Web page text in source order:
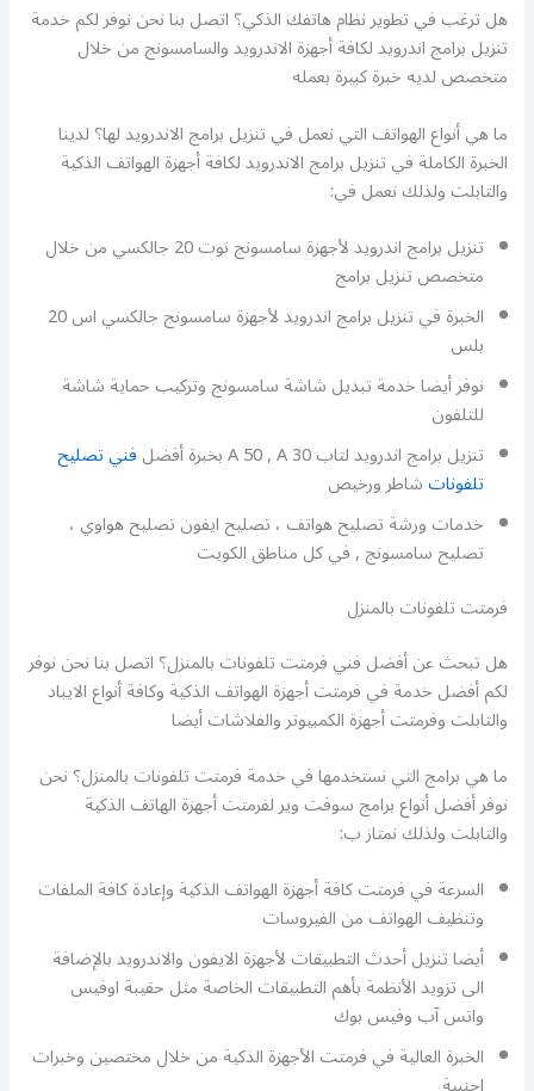
هل ترغب في تطوير نظام هاتفك الذكي؟ اتصل بنا نحن نوفر لكم خدمة
تنزيل برامج اندرويد لكافة أجهزة الاندرويد والسامسونج من خلال
متخصص لديه خبرة كبيرة بعمله
ما هي أنواع الهواتف التي نعمل في تنزيل برامج الاندرويد لها؟ لدينا
الخبرة الكاملة في تنزيل برامج الاندرويد لكافة أجهزة الهواتف الذكية
والتابلت ولذلك نعمل في:
تنزيل برامج اندرويد لأجهزة سامسونج نوت 20 جالكسي من خلال
متخصص تنزيل برامج
الخبرة في تنزيل برامج اندرويد لأجهزة سامسونج جالكسي اس 20
بلس
نوفر أيضا خدمة تبديل شاشة سامسونج وتركيب حماية شاشة
للتلفون
تنزيل برامج اندرويد لتاب A 50 , A 30 بخبرة أفضل
فني تصليح
تلفوناتشاطر ورخيص
خدمات ورشة تصليح هواتف ، تصليح ايفون تصليح هواوي ،
تصليح سامسونج , في كل مناطق الكويت
فرمتت تلفونات بالمنزل
هل تبحث عن أفضل فني فرمتت تلفونات بالمنزل؟ اتصل بنا نحن نوفر
لكم أفضل خدمة في فرمتت أجهزة الهواتف الذكية وكافة أنواع الايباد
والتابلت وفرمتت أجهزة الكمبيوتر والفلاشات أيضا
ما هي برامج التي نستخدمها في خدمة فرمتت تلفونات بالمنزل؟ نحن
نوفر أفضل أنواع برامج سوفت وير لفرمتت أجهزة الهاتف الذكية
والتابلت ولذلك نمتاز ب:
السرعة في فرمتت كافة أجهزة الهواتف الذكية وإعادة كافة الملفات
وتنظيف الهواتف من الفيروسات
أيضا تنزيل أحدث التطبيقات لأجهزة الايفون والاندرويد بالإضافة
الى تزويد الأنظمة بأهم التطبيقات الخاصة مثل حقيبة اوفيس
واتس آب وفيس بوك
الخبرة العالية في فرمتت الأجهزة الذكية من خلال مختصين وخبرات